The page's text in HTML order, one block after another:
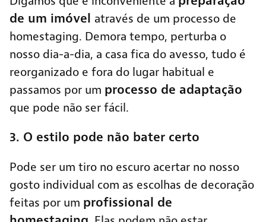
de um imóvel através de um processo de
homestaging. Demora tempo, perturba o
nosso dia-a-dia, a casa fica do avesso, tudo é
reorganizado e fora do lugar habitual e
passamos por um processo de adaptação
que pode não ser fácil.
3. O estilo pode não bater certo
Pode ser um tiro no escuro acertar no nosso
gosto individual com as escolhas de decoração
feitas por um profissional de